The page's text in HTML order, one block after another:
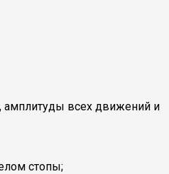
амплитуды всех движений и
стопы;